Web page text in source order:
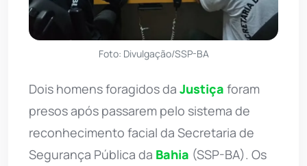
Foto: Divulgação/SSP-BA
Dois homens foragidos da Justiça foram
presos após passarem pelo sistema de
reconhecimento facial da Secretaria de
Segurança Pública da Bahia (SSP-BA). Os